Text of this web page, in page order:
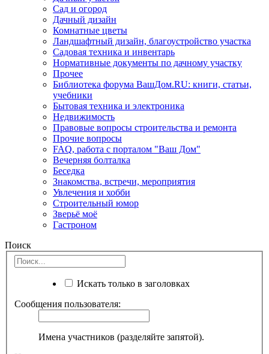
Сад и огород
Дачный дизайн
Комнатные цветы
Ландшафтный дизайн, благоустройство участка
Садовая техника и инвентарь
Нормативные документы по дачному участку
Прочее
Библиотека форума ВашДом.RU: книги, статьи,
учебники
Бытовая техника и электроника
Недвижимость
Правовые вопросы строительства и ремонта
Прочие вопросы
FAQ, работа с порталом "Ваш Дом"
Вечерняя болталка
Беседка
Знакомства, встречи, мероприятия
Увлечения и хобби
Строительный юмор
Зверьё моё
Гастроном
Поиск
Искать только в заголовках
Сообщения пользователя:
Имена участников (разделяйте запятой).